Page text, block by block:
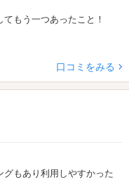
もう一つあったこと！
口コミをみる
もあり利用しやすかった